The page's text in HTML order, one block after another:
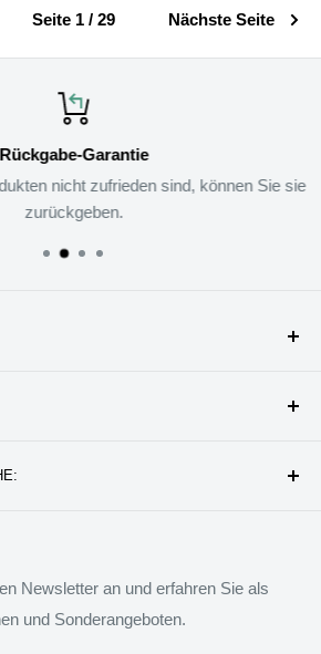
Seite 1 / 29 Nächste Seite
Rückgabe-Garantie
nicht zufrieden sind, können Sie sie
zurückgeben.
Newsletter an und erfahren Sie als
und Sonderangeboten.
machen können. Wir werden
Welt besondere Dinge anbieten.
helfen, ein ideales Tagebuch zu